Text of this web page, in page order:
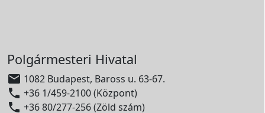
Polgármesteri Hivatal
 1082 Budapest, Baross u. 63-67.
 +36 1/459-2100 (Központ)
 +36 80/277-256 (Zöld szám)